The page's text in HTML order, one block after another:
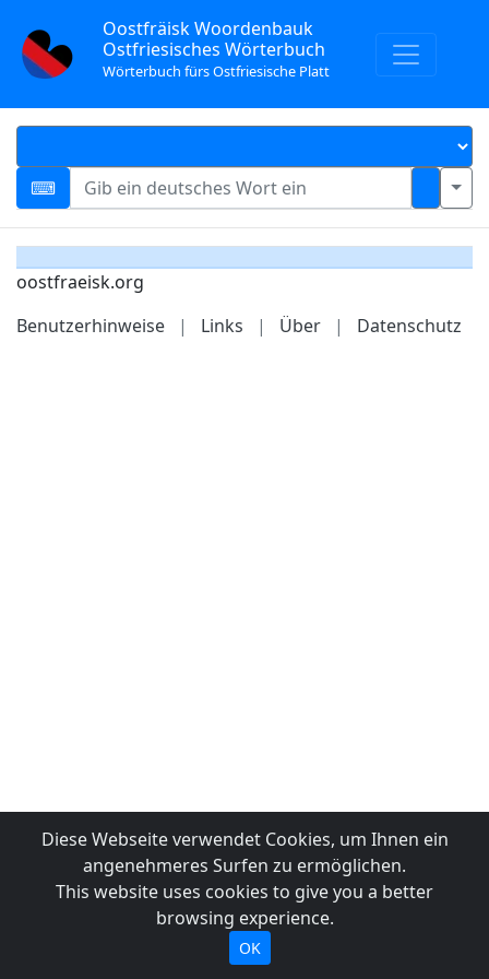
Oostfräisk Woordenbauk
Ostfriesisches Wörterbuch
Wörterbuch fürs Ostfriesische Platt
oostfraeisk.org
Benutzerhinweise
| Links | Über | Datenschutz
Diese Webseite verwendet Cookies, um Ihnen ein
angenehmeres Surfen zu ermöglichen.
This website uses cookies to give you a better
browsing experience.
OK